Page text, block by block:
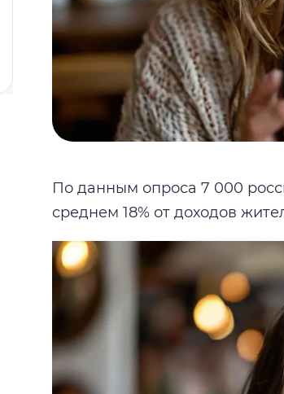
По данным опроса 7 000
среднем 18% от доходов